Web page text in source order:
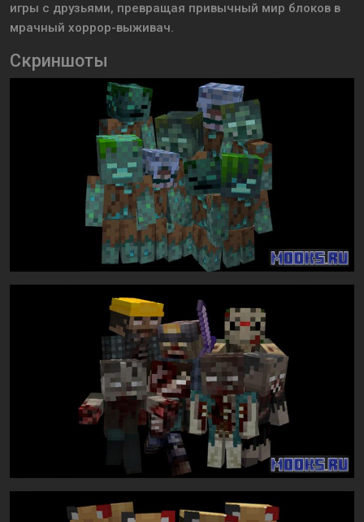
игры с друзьями, превращая привычный мир блоков в
мрачный хоррор-выживач.
Скриншоты